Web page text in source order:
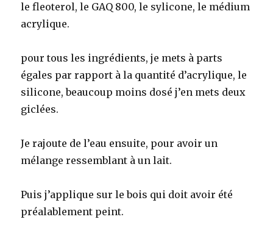
le fleoterol, le GAQ 800, le sylicone, le médium
acrylique.
pour tous les ingrédients, je mets à parts
égales par rapport à la quantité d’acrylique, le
silicone, beaucoup moins dosé j’en mets deux
giclées.
Je rajoute de l’eau ensuite, pour avoir un
mélange ressemblant à un lait.
Puis j’applique sur le bois qui doit avoir été
préalablement peint.